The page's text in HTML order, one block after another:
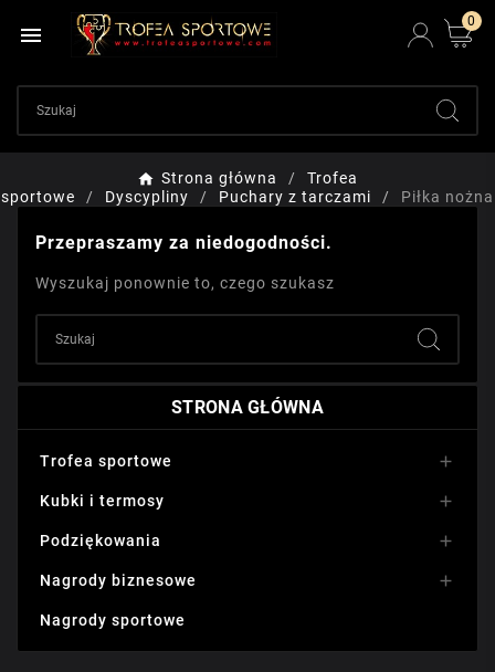

0
Strona główna
Trofea
sportowe
Dyscypliny Puchary z tarczami Piłka nożna
Przepraszamy za niedogodności.
Wyszukaj ponownie to, czego szukasz
STRONA GŁÓWNA
Trofea sportowe 
Kubki i termosy 
Podziękowania 
Nagrody biznesowe 
Nagrody sportowe